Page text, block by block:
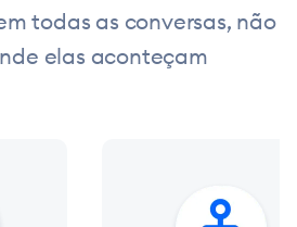
todas as conversas, não
elas aconteçam